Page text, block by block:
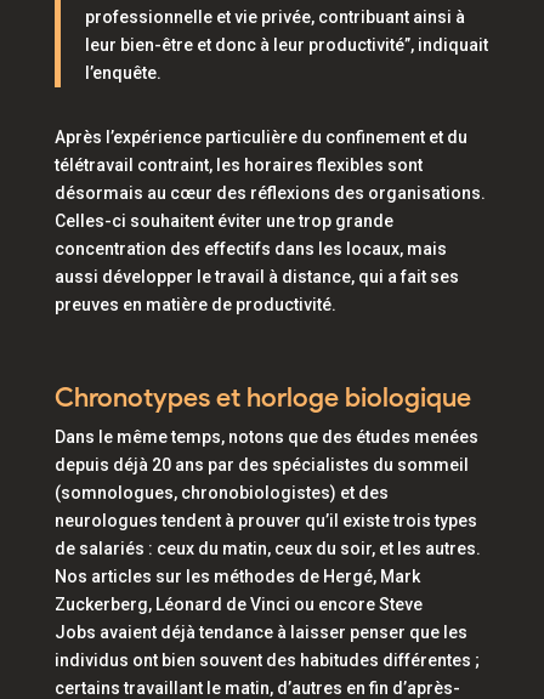
professionnelle et vie privée, contribuant ainsi à
leur bien-être et donc à leur productivité”,indiquait
l’enquête.
Après l’expérience particulière du confinement et du
télétravail contraint, les horaires flexibles sont
désormais au cœur des réflexions des organisations.
Celles-ci souhaitent éviter une trop grande
concentration des effectifs dans les locaux, mais
aussi développer le travail à distance, qui a fait ses
preuves en matière de productivité.
Chronotypes et horloge biologique
Dans le même temps, notons que des études menées
depuis déjà 20 ans par des spécialistes du sommeil
(somnologues, chronobiologistes) et des
neurologues tendent à prouver qu’il existe trois types
de salariés : ceux du matin, ceux du soir, et les autres.
Nos articles sur les méthodes de Hergé, Mark
Zuckerberg, Léonard de Vinci ou encore Steve
Jobs avaient déjà tendance à laisser penser que les
individus ont bien souvent des habitudes différentes ;
certains travaillant le matin, d’autres en fin d’après-